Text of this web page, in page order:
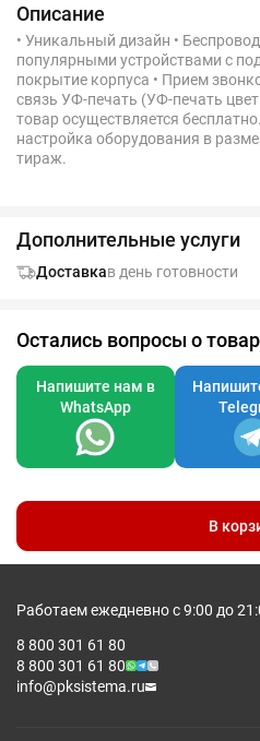
Описание
• Уникальный дизайн •
популярными устройствами с
покрытие корпуса • Прием
связь УФ-печать (УФ-печать
товар осуществляется
настройка оборудования в
тираж.
Дополнительные услуги
Доставкав день готовности
Остались вопросы о
Напишите нам в
WhatsApp
В
Работаем ежедневно с 9:00 до
8 800 301 61 80
8 800 301 61 80
info@pksistema.ru